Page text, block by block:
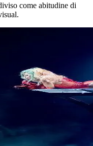
come abitudine di